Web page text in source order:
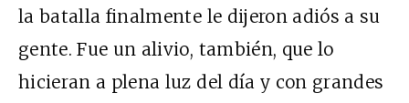
la batalla finalmente le dijeron adiós a su
gente. Fue un alivio, también, que lo
hicieran a plena luz del día y con grandes